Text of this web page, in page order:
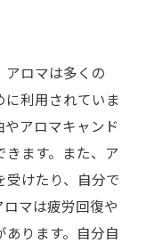
アロマは多くの
に利用されていま
アロマキャンド
きます。また、ア
受けたり、自分で
マは疲労回復や
ります。自分自